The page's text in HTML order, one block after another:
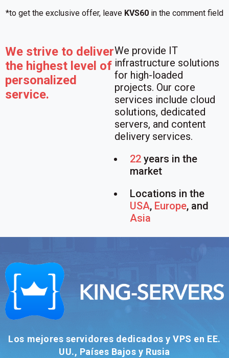
*to get the exclusive offer, leave KVS60 in the comment field
We strive to deliver
the highest level of
personalized
service.
We provide IT
infrastructure solutions
for high-loaded
projects. Our core
services include cloud
solutions, dedicated
servers, and content
delivery services.
22 years in the
market
Locations in the
USA, Europe, and
Asia
Los mejores servidores dedicados y VPS en EE.
UU., Países Bajos y Rusia